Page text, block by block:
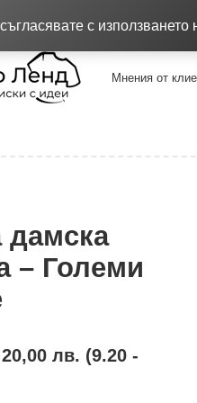
Мнения от
дамска
– Големи
20,00 лв. (9.20 -
с използването